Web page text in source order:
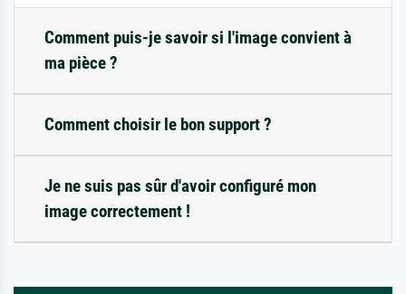
Comment puis-je savoir si l'image convient à
ma pièce ?
Comment choisir le bon support ?
Je ne suis pas sûr d'avoir configuré mon
image correctement !